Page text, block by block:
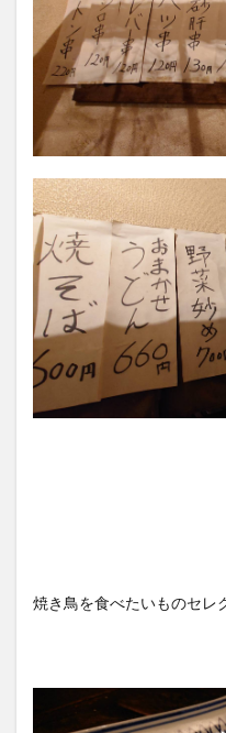
焼き鳥を食べたいものセレ